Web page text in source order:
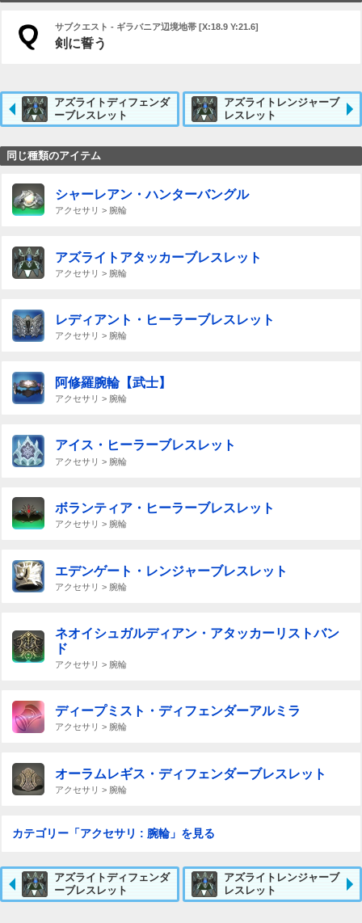
サブクエスト - ギラバニア辺境地帯 [X:18.9 Y:21.6]
剣に誓う
アズライトディフェンダ
ーブレスレット
アズライトレンジャーブ
レスレット
同じ種類のアイテム
シャーレアン・ハンターバングル
アクセサリ > 腕輪
アズライトアタッカーブレスレット
アクセサリ > 腕輪
レディアント・ヒーラーブレスレット
アクセサリ > 腕輪
阿修羅腕輪【武士】
アクセサリ > 腕輪
アイス・ヒーラーブレスレット
アクセサリ > 腕輪
ボランティア・ヒーラーブレスレット
アクセサリ > 腕輪
エデンゲート・レンジャーブレスレット
アクセサリ > 腕輪
ネオイシュガルディアン・アタッカーリストバン
ド
アクセサリ > 腕輪
ディープミスト・ディフェンダーアルミラ
アクセサリ > 腕輪
オーラムレギス・ディフェンダーブレスレット
アクセサリ > 腕輪
カテゴリー「アクセサリ : 腕輪」を見る
アズライトディフェンダ
ーブレスレット
アズライトレンジャーブ
レスレット